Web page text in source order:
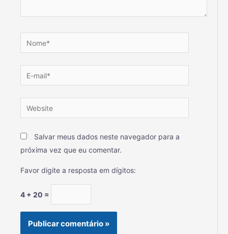
Salvar meus dados neste navegador para a
próxima vez que eu comentar.
Favor digite a resposta em dígitos:
4 + 20 =